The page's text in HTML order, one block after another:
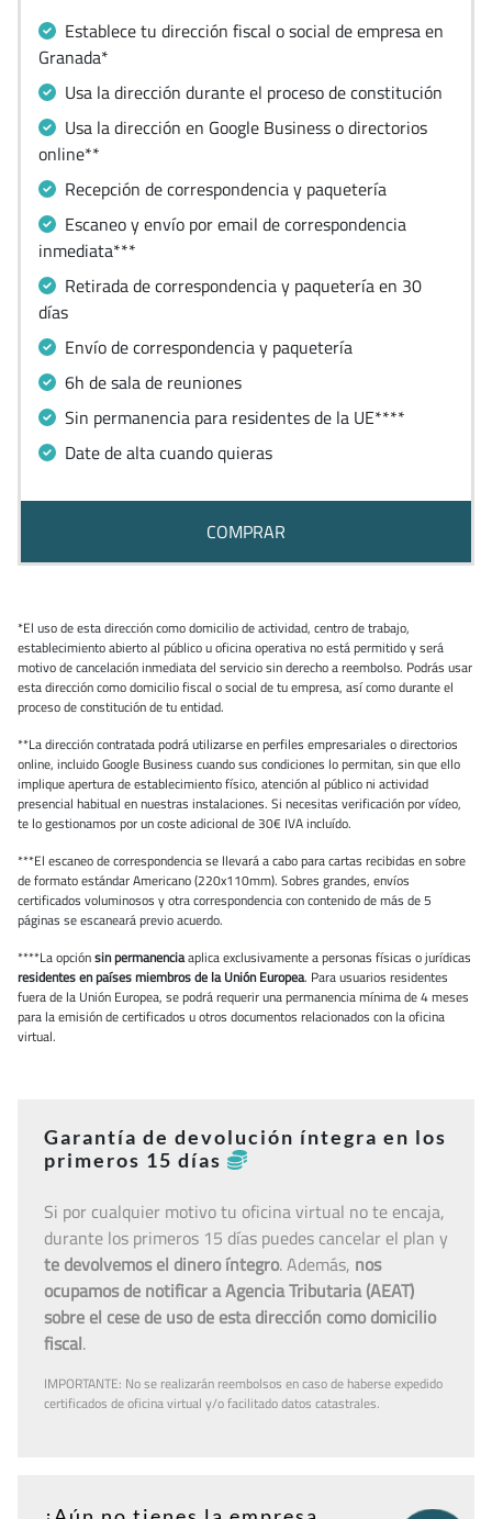
Establece tu dirección fiscal o social de empresa en
Granada*
Usa la dirección durante el proceso de constitución
Usa la dirección en Google Business o directorios
online**
Recepción de correspondencia y paquetería
Escaneo y envío por email de correspondencia
inmediata***
Retirada de correspondencia y paquetería en 30
días
Envío de correspondencia y paquetería
6h de sala de reuniones
Sin permanencia para residentes de la UE****
Date de alta cuando quieras
COMPRAR
*El uso de esta dirección como domicilio de actividad, centro de trabajo,
establecimiento abierto al público u oficina operativa no está permitido y será
motivo de cancelación inmediata del servicio sin derecho a reembolso. Podrás usar
esta dirección como domicilio fiscal o social de tu empresa, así como durante el
proceso de constitución de tu entidad.
**La dirección contratada podrá utilizarse en perfiles empresariales o directorios
online, incluido Google Business cuando sus condiciones lo permitan, sin que ello
implique apertura de establecimiento físico, atención al público ni actividad
presencial habitual en nuestras instalaciones. Si necesitas verificación por vídeo,
te lo gestionamos por un coste adicional de 30€ IVA incluído.
***El escaneo de correspondencia se llevará a cabo para cartas recibidas en sobre
de formato estándar Americano (220x110mm). Sobres grandes, envíos
certificados voluminosos y otra correspondencia con contenido de más de 5
páginas se escaneará previo acuerdo.
****La opciónsin permanenciaaplica exclusivamente a personas físicas o jurídicas
residentes en países miembros de la Unión Europea. Para usuarios residentes
fuera de la Unión Europea, se podrá requerir una permanencia mínima de 4 meses
para la emisión de certificados u otros documentos relacionados con la oficina
virtual.
Garantía de devolución íntegra en los
primeros 15 días
Si por cualquier motivo tu oficina virtual no te encaja,
durante los primeros 15 días puedes cancelar el plan y
te devolvemos el dinero íntegro. Además, nos
ocupamos de notificar a Agencia Tributaria (AEAT)
sobre el cese de uso de esta dirección como domicilio
fiscal.
IMPORTANTE: No se realizarán reembolsos en caso de haberse expedido
certificados de oficina virtual y/o facilitado datos catastrales.